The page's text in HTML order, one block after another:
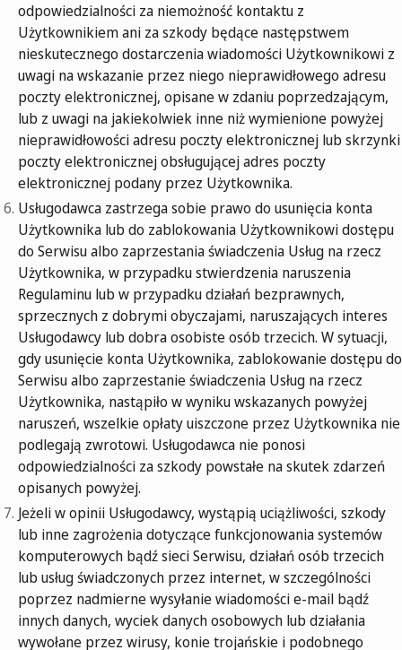
odpowiedzialności za niemożność kontaktu z
Użytkownikiem ani za szkody będące następstwem
nieskutecznego dostarczenia wiadomości Użytkownikowi z
uwagi na wskazanie przez niego nieprawidłowego adresu
poczty elektronicznej, opisane w zdaniu poprzedzającym,
lub z uwagi na jakiekolwiek inne niż wymienione powyżej
nieprawidłowości adresu poczty elektronicznej lub skrzynki
poczty elektronicznej obsługującej adres poczty
elektronicznej podany przez Użytkownika.
Usługodawca zastrzega sobie prawo do usunięcia konta
Użytkownika lub do zablokowania Użytkownikowi dostępu
do Serwisu albo zaprzestania świadczenia Usług na rzecz
Użytkownika, w przypadku stwierdzenia naruszenia
Regulaminu lub w przypadku działań bezprawnych,
sprzecznych z dobrymi obyczajami, naruszających interes
Usługodawcy lub dobra osobiste osób trzecich. W sytuacji,
gdy usunięcie konta Użytkownika, zablokowanie dostępu do
Serwisu albo zaprzestanie świadczenia Usług na rzecz
Użytkownika, nastąpiło w wyniku wskazanych powyżej
naruszeń, wszelkie opłaty uiszczone przez Użytkownika nie
podlegają zwrotowi. Usługodawca nie ponosi
odpowiedzialności za szkody powstałe na skutek zdarzeń
opisanych powyżej.
Jeżeli w opinii Usługodawcy, wystąpią uciążliwości, szkody
lub inne zagrożenia dotyczące funkcjonowania systemów
komputerowych bądź sieci Serwisu, działań osób trzecich
lub usług świadczonych przez internet, w szczególności
poprzez nadmierne wysyłanie wiadomości e-mail bądź
innych danych, wyciek danych osobowych lub działania
wywołane przez wirusy, konie trojańskie i podobnego